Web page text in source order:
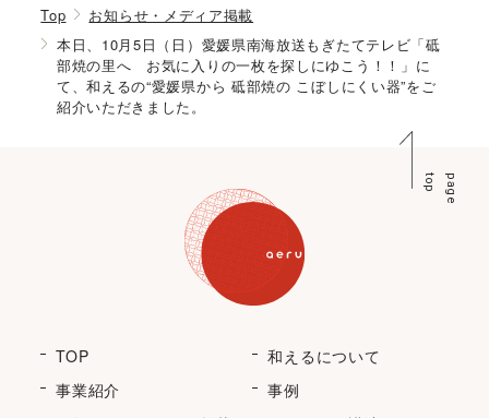
Top
お知らせ・メディア掲載
本日、10月5日（日）愛媛県南海放送もぎたてテレビ「砥
部焼の里へ お気に入りの一枚を探しにゆこう！！」に
て、和えるの“愛媛県から 砥部焼の こぼしにくい器”をご
紹介いただきました。
p
a
g
e
t
o
p
TOP
和えるについて
事業紹介
事例